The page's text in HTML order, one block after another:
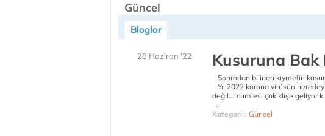
Güncel
Bloglar
28 Haziran '22 Kusuruna Bak
Sonradan bilinen kıymetin
Yıl 2022 korona virüsün
değil…’ cümlesi çok klişe geliyor
..
Kategori : Güncel